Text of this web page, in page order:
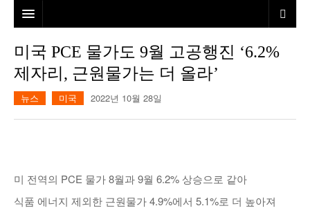
본사소개
뉴스
김명열칼럼
본보특집
미국 PCE 물가도 9월 고공행진 ‘6.2%
제자리, 근원물가는 더 올라’
뉴스 미국 2022년 10월 28일
미 전역의 PCE 물가 8월과 9월 6.2% 상승으로 같아
식품 에너지 제외한 근원물가 4.9%에서 5.1%로 더 높아져